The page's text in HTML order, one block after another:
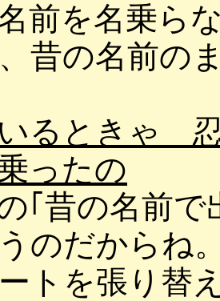
前を名乗ら
昔の名前の
いるときゃ
ったの
｢昔の名前
のだからね
トを張り替